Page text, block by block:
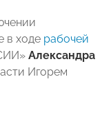
в ходе рабочей
Александра
Игорем